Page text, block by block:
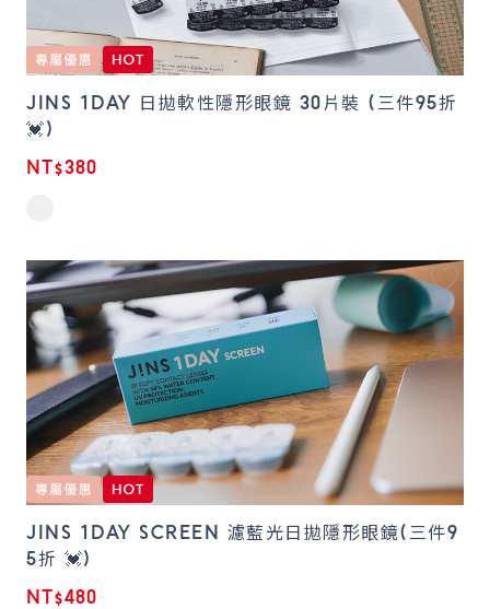
JINS 1DAY 日拋軟性隱形眼鏡 30片裝 (三件95折
💓)
NT$380
JINS 1DAY SCREEN 濾藍光日拋隱形眼鏡(三件9
5折 💓)
NT$480